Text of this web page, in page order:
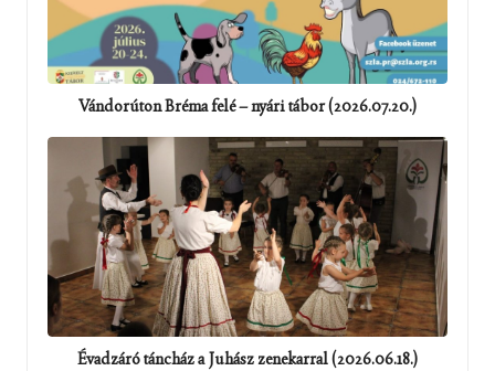
Vándorúton Bréma felé – nyári tábor (2026.07.20.)
Évadzáró táncház a Juhász zenekarral (2026.06.18.)